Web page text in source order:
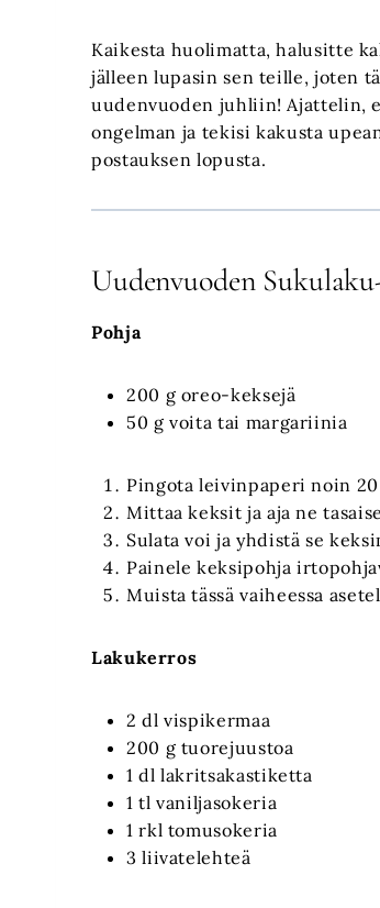
Kaikesta huolimatta, halusitte
jälleen lupasin sen teille, joten
uudenvuoden juhliin! Ajattelin,
ongelman ja tekisi kakusta
postauksen lopusta.
Uudenvuoden
Pohja
200 g oreo-keksejä
50 g voita tai margariinia
Pingota leivinpaperi noin
Mittaa keksit ja aja ne
Sulata voi ja yhdistä se
Painele keksipohja
Muista tässä vaiheessa
Lakukerros
2 dl vispikermaa
200 g tuorejuustoa
1 dl lakritsakastiketta
1 tl vaniljasokeria
1 rkl tomusokeria
3 liivatelehteä